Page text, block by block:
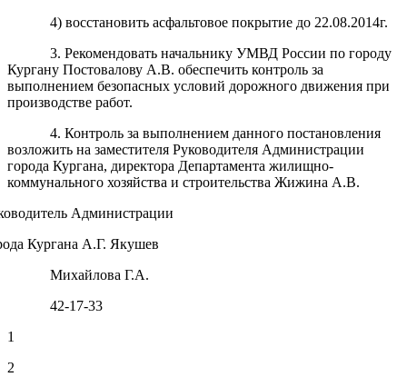
4) восстановить асфальтовое покрытие до 22.08.2014г.
3. Рекомендовать начальнику УМВД России по городу
Кургану Постовалову А.В. обеспечить контроль за
выполнением безопасных условий дорожного движения при
производстве работ.
4. Контроль за выполнением данного постановления
возложить на заместителя Руководителя Администрации
города Кургана, директора Департамента жилищно-
коммунального хозяйства и строительства Жижина А.В.
Администрации
Кургана А.Г. Якушев
Михайлова Г.А.
42-17-33
1
2